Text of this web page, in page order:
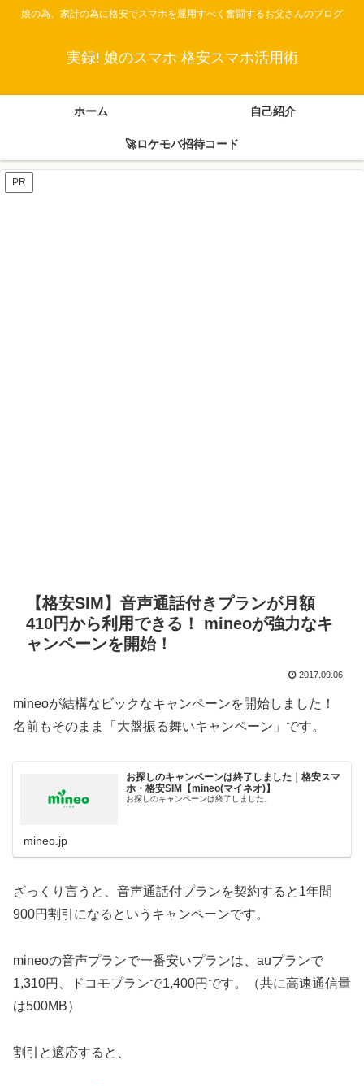
娘の為、家計の為に格安でスマホを運用すべく奮闘するお父さんのブログ
実録! 娘のスマホ 格安スマホ活用術
ホーム 自己紹介
🚀ロケモバ招待コード
PR
【格安SIM】音声通話付きプランが月額
410円から利用できる！ mineoが強力なキ
ャンペーンを開始！
2017.09.06
mineoが結構なビックなキャンペーンを開始しました！
名前もそのまま「大盤振る舞いキャンペーン」です。
お探しのキャンペーンは終了しました｜格安スマ
ホ・格安SIM【mineo(マイネオ)】
お探しのキャンペーンは終了しました。
mineo.jp
ざっくり言うと、音声通話付プランを契約すると1年間
900円割引になるというキャンペーンです。
mineoの音声プランで一番安いプランは、auプランで
1,310円、ドコモプランで1,400円です。（共に高速通信量
は500MB）
割引と適応すると、